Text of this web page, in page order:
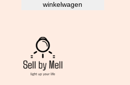
winkelwagen